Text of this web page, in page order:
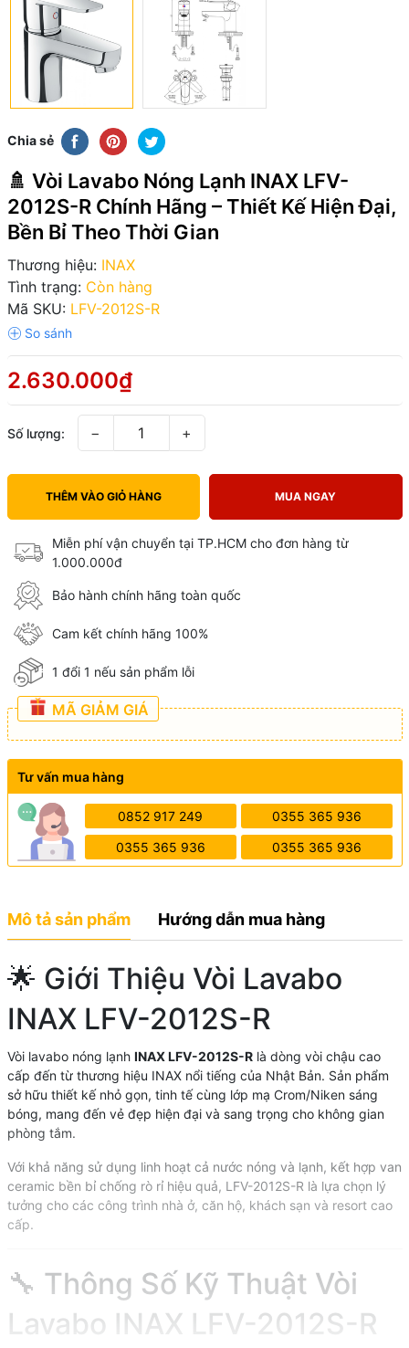
Chia sẻ
🚿 Vòi Lavabo Nóng Lạnh INAX LFV-
2012S-R Chính Hãng – Thiết Kế Hiện Đại,
Bền Bỉ Theo Thời Gian
Thương hiệu: INAX
Tình trạng: Còn hàng
Mã SKU: LFV-2012S-R
2.630.000₫
Số lượng: − +
THÊM VÀO GIỎ HÀNG MUA NGAY
Miễn phí vận chuyển tại TP.HCM cho đơn hàng từ
1.000.000đ
Bảo hành chính hãng toàn quốc
Cam kết chính hãng 100%
1 đổi 1 nếu sản phẩm lỗi
MÃ GIẢM GIÁ
Tư vấn mua hàng
0852 917 249 0355 365 936
0355 365 936 0355 365 936
Mô tả sản phẩm Hướng dẫn mua hàng
🌟 Giới Thiệu Vòi Lavabo
INAX LFV-2012S-R
Vòi lavabo nóng lạnh INAX LFV-2012S-Rlà dòng vòi chậu cao
cấp đến từ thương hiệu INAX nổi tiếng của Nhật Bản. Sản phẩm
sở hữu thiết kế nhỏ gọn, tinh tế cùng lớp mạ Crom/Niken sáng
bóng, mang đến vẻ đẹp hiện đại và sang trọng cho không gian
phòng tắm.
Với khả năng sử dụng linh hoạt cả nước nóng và lạnh, kết hợp van
ceramic bền bỉ chống rò rỉ hiệu quả, LFV-2012S-R là lựa chọn lý
tưởng cho các công trình nhà ở, căn hộ, khách sạn và resort cao
cấp.
🔧 Thông Số Kỹ Thuật Vòi
Lavabo INAX LFV-2012S-R